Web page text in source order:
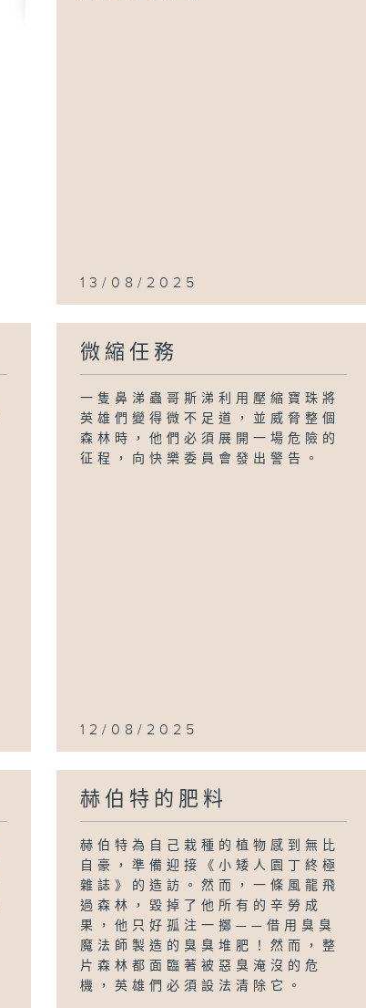
13/08/2025
微縮任務
一隻鼻涕蟲哥斯涕利用壓縮寶珠將
英雄們變得微不足道，並威脅整個
森林時，他們必須展開一場危險的
征程，向快樂委員會發出警告。
12/08/2025
赫伯特的肥料
赫伯特為自己栽種的植物感到無比
自豪，準備迎接《小矮人園丁終極
雜誌》的造訪。然而，一條風龍飛
過森林，毀掉了他所有的辛勞成
果，他只好孤注一擲——借用臭臭
魔法師製造的臭臭堆肥！然而，整
片森林都面臨著被惡臭淹沒的危
機，英雄們必須設法清除它。